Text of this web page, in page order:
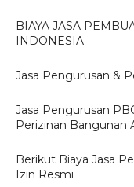
BIAYA JASA
INDONESIA
Jasa Pengurusan &
Jasa Pengurusan
Perizinan Bangunan
Berikut Biaya Jasa
Izin Resmi